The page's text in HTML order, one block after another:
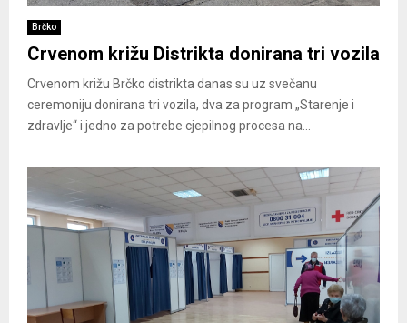
Brčko
Crvenom križu Distrikta donirana tri vozila
Crvenom križu Brčko distrikta danas su uz svečanu
ceremoniju donirana tri vozila, dva za program „Starenje i
zdravlje“ i jedno za potrebe cjepilnog procesa na...